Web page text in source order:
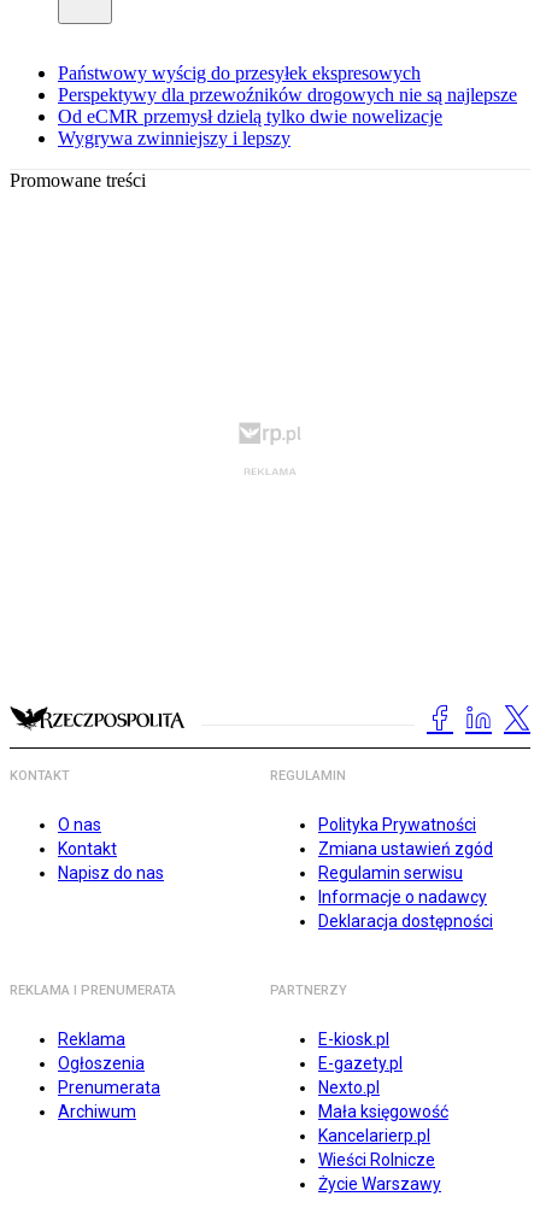
Państwowy wyścig do przesyłek ekspresowych
Perspektywy dla przewoźników drogowych nie są najlepsze
Od eCMR przemysł dzielą tylko dwie nowelizacje
Wygrywa zwinniejszy i lepszy
Promowane treści
KONTAKT
O nas
Kontakt
Napisz do nas
REGULAMIN
Polityka Prywatności
Zmiana ustawień zgód
Regulamin serwisu
Informacje o nadawcy
Deklaracja dostępności
REKLAMA I PRENUMERATA
Reklama
Ogłoszenia
Prenumerata
Archiwum
PARTNERZY
E-kiosk.pl
E-gazety.pl
Nexto.pl
Mała księgowość
Kancelarierp.pl
Wieści Rolnicze
Życie Warszawy